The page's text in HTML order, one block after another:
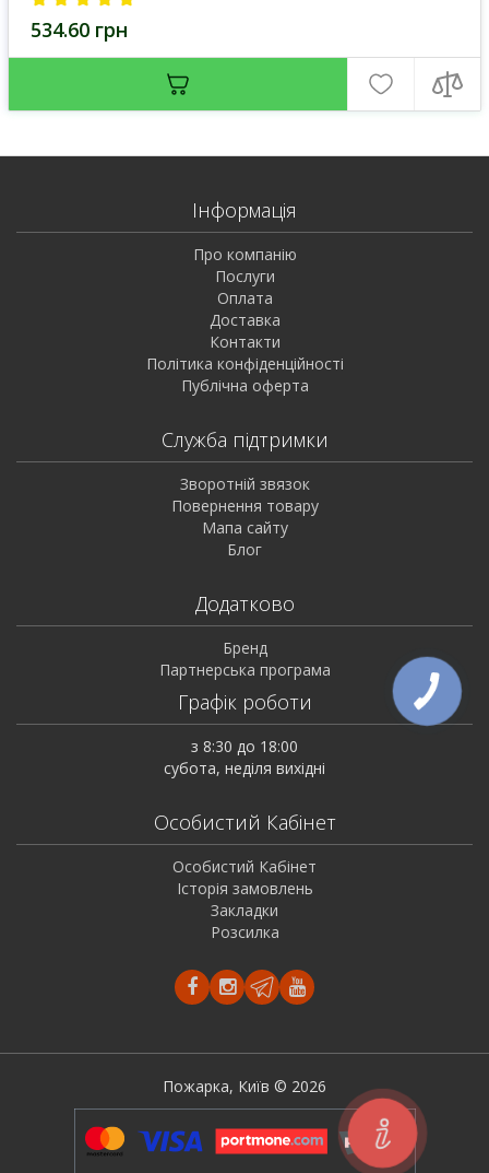
534.60 грн
Інформація
Про компанію
Послуги
Оплата
Доставка
Контакти
Політика конфіденційності
Публічна оферта
Служба підтримки
Зворотній звязок
Повернення товару
Мапа сайту
Блог
Додатково
Бренд
Партнерська програма
Графік роботи
з 8:30 до 18:00
субота, неділя вихідні
Особистий Кабінет
Особистий Кабінет
Історія замовлень
Закладки
Розсилка
Пожарка, Київ © 2026